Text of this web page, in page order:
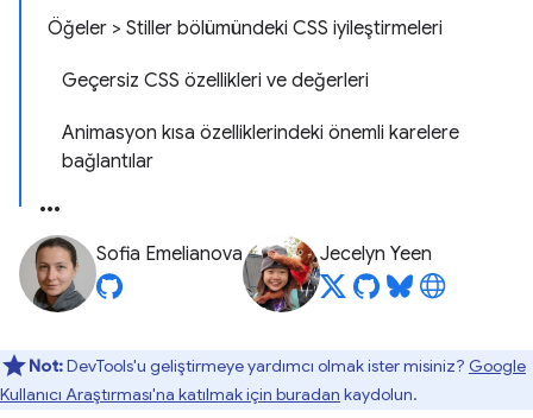
Öğeler > Stiller bölümündeki CSS iyileştirmeleri
Geçersiz CSS özellikleri ve değerleri
Animasyon kısa özelliklerindeki önemli karelere
bağlantılar
Sofia Emelianova Jecelyn Yeen
Not:DevTools'u geliştirmeye yardımcı olmak ister misiniz? Google
Kullanıcı Araştırması'na katılmak için buradan kaydolun.